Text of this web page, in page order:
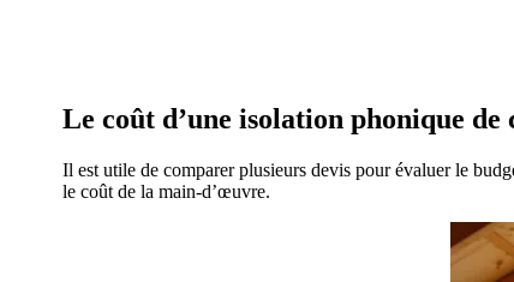
Le coût d’une isolation phonique
Il est utile de comparer plusieurs devis pour évaluer le
le coût de la main-d’œuvre.